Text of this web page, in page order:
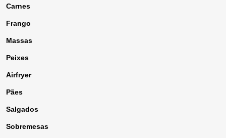
Carnes
Frango
Massas
Peixes
Airfryer
Pães
Salgados
Sobremesas